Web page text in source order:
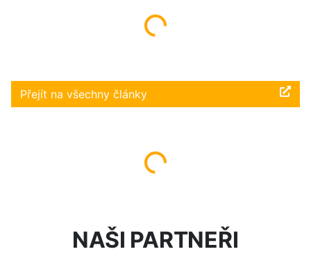
Načítám...
Přejít na všechny články
Načítám...
NAŠI PARTNEŘI